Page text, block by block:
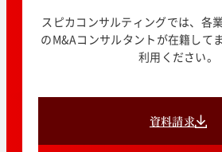
スピカコンサルティングでは、各
のM&Aコンサルタントが在籍して
利用ください。
資料請求